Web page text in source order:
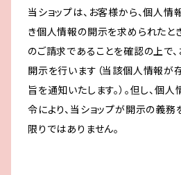
当ショップは、お客様から、個人
き個人情報の開示を求められたと
のご請求であることを確認の上で
開示を行います（当該個人情報が
旨を通知いたします。）。但し、個
令により、当ショップが開示の義
限りではありません。